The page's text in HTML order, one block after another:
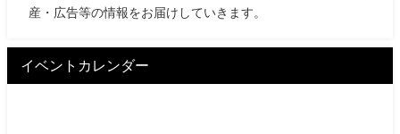
産・広告等の情報をお届けしていきます。
イベントカレンダー